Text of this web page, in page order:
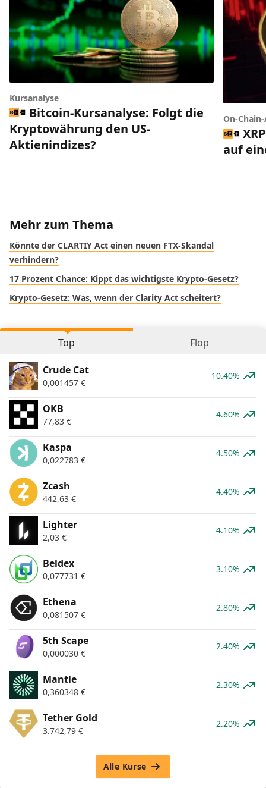
Kursanalyse
Bitcoin-Kursanalyse: Folgt die
Kryptowährung den US-
Aktienindizes?
On-
auf
Mehr zum Thema
Könnte der CLARTIY Act einen neuen FTX-Skandal
verhindern?
17 Prozent Chance: Kippt das wichtigste Krypto-Gesetz?
Krypto-Gesetz: Was, wenn der Clarity Act scheitert?
Top Flop
Crude Cat
0,001457 €
10.40%
OKB
77,83 €
4.60%
Kaspa
0,022783 €
4.50%
Zcash
442,63 €
4.40%
Lighter
2,03 €
4.10%
Beldex
0,077731 €
3.10%
Ethena
0,081507 €
2.80%
5th Scape
0,000030 €
2.40%
Mantle
0,360348 €
2.30%
Tether Gold
3.742,79 €
2.20%
Alle Kurse